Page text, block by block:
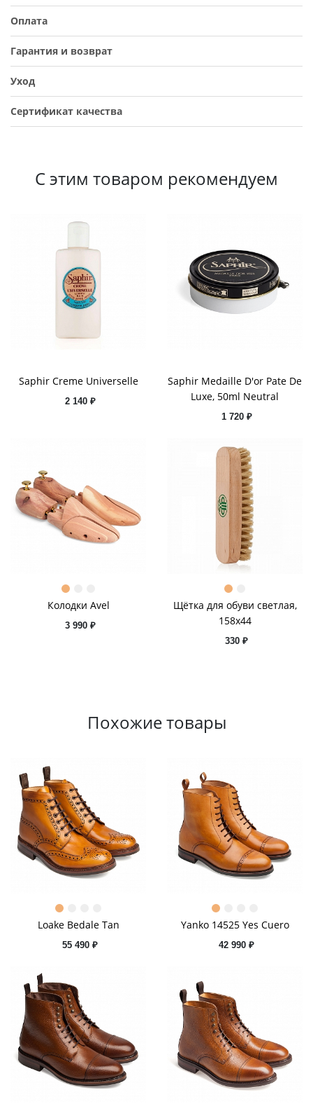
Оплата
Гарантия и возврат
Уход
Сертификат качества
С этим товаром рекомендуем
Saphir Creme Universelle
2 140 ₽
Saphir Medaille D'or Pate De
Luxe, 50ml Neutral
1 720 ₽
Колодки Avel
3 990 ₽
Щётка для обуви светлая,
158x44
330 ₽
Похожие товары
Loake Bedale Tan
55 490 ₽
Yanko 14525 Yes Cuero
42 990 ₽